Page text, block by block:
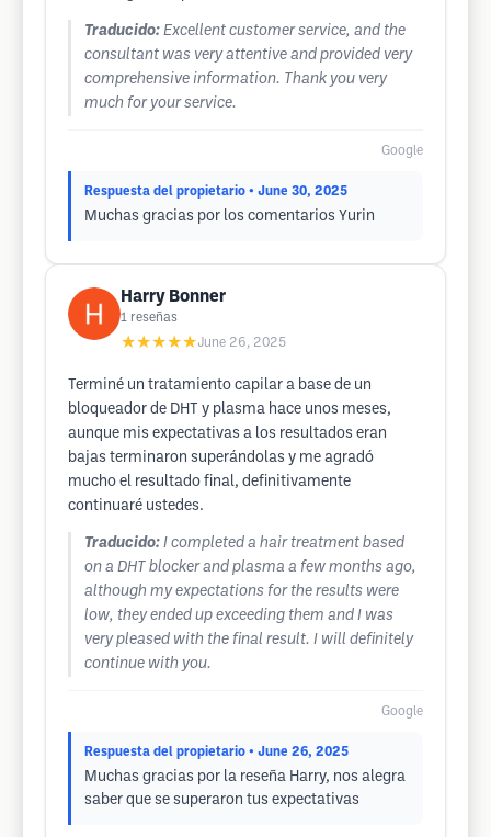
Traducido: Excellent customer service, and the
consultant was very attentive and provided very
comprehensive information. Thank you very
much for your service.
Google
Respuesta del propietario • June 30, 2025
Muchas gracias por los comentarios Yurin
Harry Bonner
1 reseñas
★★★★★June 26, 2025
Terminé un tratamiento capilar a base de un
bloqueador de DHT y plasma hace unos meses,
aunque mis expectativas a los resultados eran
bajas terminaron superándolas y me agradó
mucho el resultado final, definitivamente
continuaré ustedes.
Traducido: I completed a hair treatment based
on a DHT blocker and plasma a few months ago,
although my expectations for the results were
low, they ended up exceeding them and I was
very pleased with the final result. I will definitely
continue with you.
Google
Respuesta del propietario • June 26, 2025
Muchas gracias por la reseña Harry, nos alegra
saber que se superaron tus expectativas